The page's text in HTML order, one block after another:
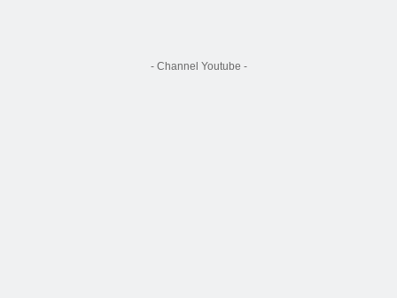
- Channel Youtube -